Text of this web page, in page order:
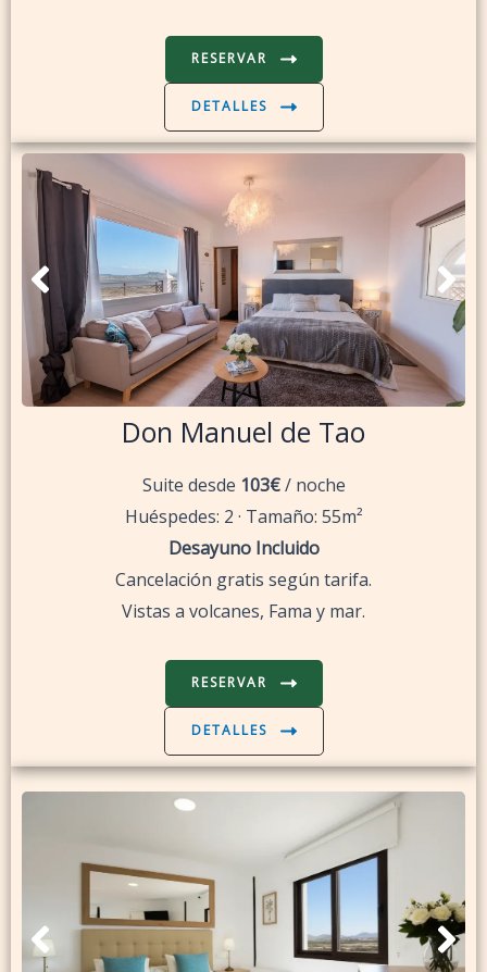
RESERVAR
DETALLES
Don Manuel de Tao
Suite desde 103€/ noche
Huéspedes: 2 · Tamaño: 55m²
Desayuno Incluido
Cancelación gratis según tarifa.
Vistas a volcanes, Fama y mar.
RESERVAR
DETALLES